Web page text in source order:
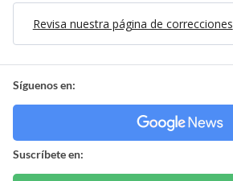
Revisa nuestra página de correcciones
Síguenos en:
Suscríbete en: